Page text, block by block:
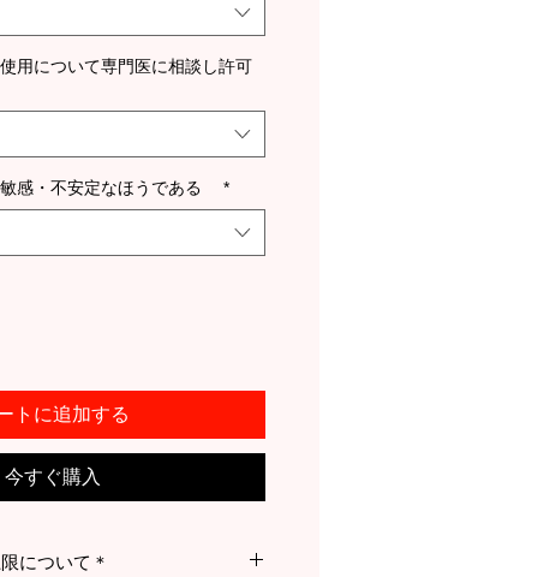
用について専門医に相談し許可
感・不安定なほうである *
トに追加する
今すぐ購入
について＊